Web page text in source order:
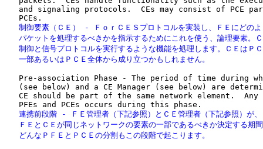
and signaling protocols.  CEs may consist of PCE
制御要素（ＣＥ） - ＦｏｒＣＥＳプロトコルを実装し、ＦＥにどの
パケットを処理するべきかを指示するためにこれを使う、論理要素。
制御と信号プロトコルを実行するような機能を処理します。ＣＥはＰ
   一部あるいはＰＣＥ全体から成り立つかもしれません。
Pre-association Phase - The period of time during
(see below) and a CE Manager (see below) are
CE should be part of the same network element.  Any
連携前段階 - ＦＥ管理者（下記参照）とＣＥ管理者（下記参照）が
ＦＥとＣＥが同じネットワークの要素の一部であるべきか決定する期
   どんなＰＦＥとＰＣＥの分割もこの段階で起こります。